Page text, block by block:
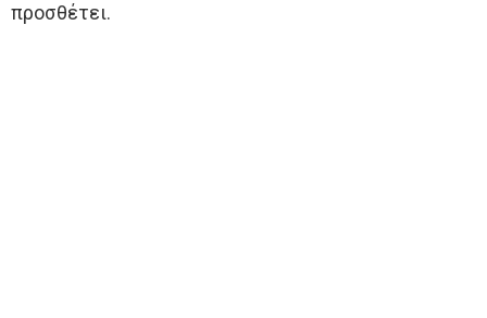
προσθέτει.